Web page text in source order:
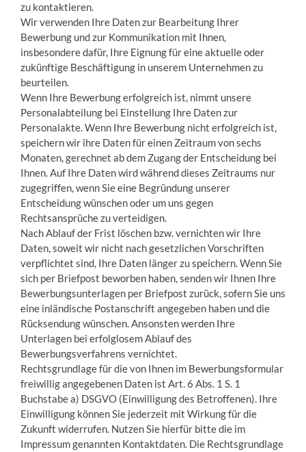
zu kontaktieren.
Wir verwenden Ihre Daten zur Bearbeitung Ihrer
Bewerbung und zur Kommunikation mit Ihnen,
insbesondere dafür, Ihre Eignung für eine aktuelle oder
zukünftige Beschäftigung in unserem Unternehmen zu
beurteilen.
Wenn Ihre Bewerbung erfolgreich ist, nimmt unsere
Personalabteilung bei Einstellung Ihre Daten zur
Personalakte. Wenn Ihre Bewerbung nicht erfolgreich ist,
speichern wir ihre Daten für einen Zeitraum von sechs
Monaten, gerechnet ab dem Zugang der Entscheidung bei
Ihnen. Auf Ihre Daten wird während dieses Zeitraums nur
zugegriffen, wenn Sie eine Begründung unserer
Entscheidung wünschen oder um uns gegen
Rechtsansprüche zu verteidigen.
Nach Ablauf der Frist löschen bzw. vernichten wir Ihre
Daten, soweit wir nicht nach gesetzlichen Vorschriften
verpflichtet sind, Ihre Daten länger zu speichern. Wenn Sie
sich per Briefpost beworben haben, senden wir Ihnen Ihre
Bewerbungsunterlagen per Briefpost zurück, sofern Sie uns
eine inländische Postanschrift angegeben haben und die
Rücksendung wünschen. Ansonsten werden Ihre
Unterlagen bei erfolglosem Ablauf des
Bewerbungsverfahrens vernichtet.
Rechtsgrundlage für die von Ihnen im Bewerbungsformular
freiwillig angegebenen Daten ist Art. 6 Abs. 1 S. 1
Buchstabe a) DSGVO (Einwilligung des Betroffenen). Ihre
Einwilligung können Sie jederzeit mit Wirkung für die
Zukunft widerrufen. Nutzen Sie hierfür bitte die im
Impressum genannten Kontaktdaten. Die Rechtsgrundlage